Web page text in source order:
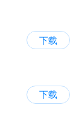
下载
下载